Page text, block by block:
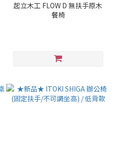
起立木工 FLOW D 無扶手原木
餐椅